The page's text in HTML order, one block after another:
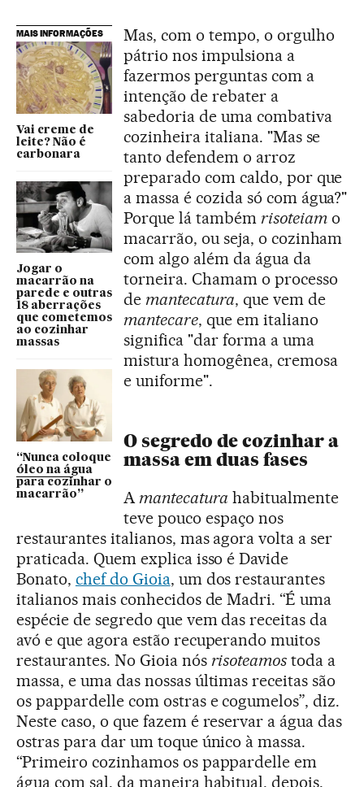
MAIS INFORMAÇÕES
Vai creme de
leite? Não é
carbonara
Jogar o
macarrão na
parede e outras
18 aberrações
que cometemos
ao cozinhar
massas
“Nunca coloque
óleo na água
para cozinhar o
macarrão”
Mas, com o tempo, o orgulho
pátrio nos impulsiona a
fazermos perguntas com a
intenção de rebater a
sabedoria de uma combativa
cozinheira italiana. "Mas se
tanto defendem o arroz
preparado com caldo, por que
a massa é cozida só com água?"
Porque lá também risoteiamo
macarrão, ou seja, o cozinham
com algo além da água da
torneira. Chamam o processo
de mantecatura, que vem de
mantecare, que em italiano
significa "dar forma a uma
mistura homogênea, cremosa
e uniforme".
O segredo de cozinhar a
massa em duas fases
Amantecatura habitualmente
teve pouco espaço nos
restaurantes italianos, mas agora volta a ser
praticada. Quem explica isso é Davide
Bonato, chef do Gioia, um dos restaurantes
italianos mais conhecidos de Madri. “É uma
espécie de segredo que vem das receitas da
avó e que agora estão recuperando muitos
restaurantes. No Gioia nós risoteamos toda a
massa, e uma das nossas últimas receitas são
os pappardelle com ostras e cogumelos”, diz.
Neste caso, o que fazem é reservar a água das
ostras para dar um toque único à massa.
“Primeiro cozinhamos os pappardelle em
água com sal, da maneira habitual, depois,